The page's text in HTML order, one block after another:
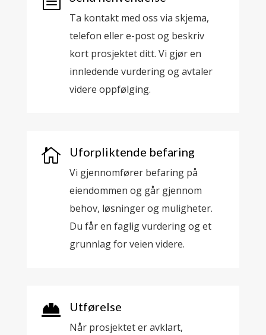
Ta kontakt med oss via skjema,
telefon eller e-post og beskriv
kort prosjektet ditt. Vi gjør en
innledende vurdering og avtaler
videre oppfølging.
 Uforpliktende befaring
Vi gjennomfører befaring på
eiendommen og går gjennom
behov, løsninger og muligheter.
Du får en faglig vurdering og et
grunnlag for veien videre.
 Utførelse
Når prosjektet er avklart,